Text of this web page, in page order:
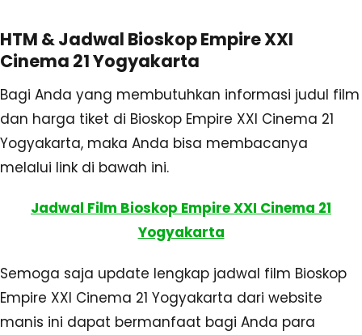
HTM & Jadwal Bioskop Empire XXI
Cinema 21 Yogyakarta
Bagi Anda yang membutuhkan informasi judul film
dan harga tiket di Bioskop Empire XXI Cinema 21
Yogyakarta, maka Anda bisa membacanya
melalui link di bawah ini.
Jadwal Film Bioskop Empire XXI Cinema 21
Yogyakarta
Semoga saja update lengkap jadwal film Bioskop
Empire XXI Cinema 21 Yogyakarta dari website
manis ini dapat bermanfaat bagi Anda para